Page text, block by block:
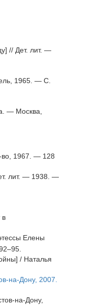
// Дет. лит. —
1965. — С.
— Москва,
во, 1967. — 128
лит. — 1938. —
в
Елены
/ Наталья
на-Дону, 2007.
на-Дону,